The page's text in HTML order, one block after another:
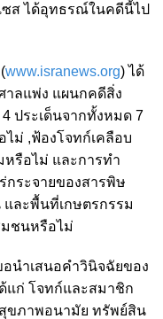
ซส ได้อุทธรณ์ในคดีนี้ไป
www.isranews.org) ได้
าลแพ่ง แผนกคดีสิ่ง
ประเด็นจากทั้งหมด 7
ไม่ ,ฟ้องโจทก์เคลือบ
รือไม่ และการทำ
กระจายของสารพิษ
ละพื้นที่เกษตรกรรม
มชนหรือไม่
นำเสนอคำวินิจฉัยของ
แก่ โจทก์และสมาชิก
สุขภาพอนามัย ทรัพย์สิน